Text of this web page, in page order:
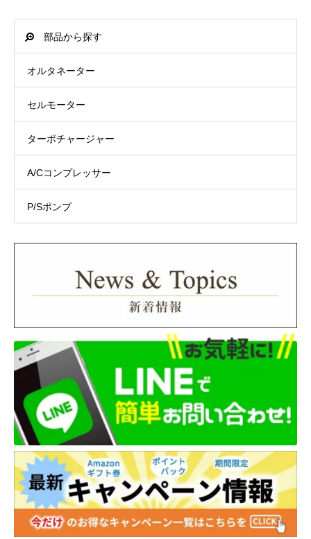
部品から探す
オルタネーター
セルモーター
ターボチャージャー
A/Cコンプレッサー
P/Sポンプ